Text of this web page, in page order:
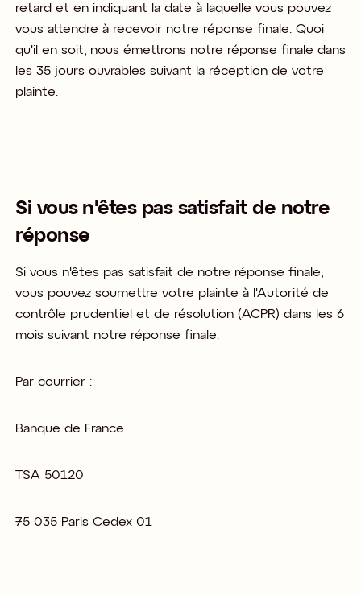
retard et en indiquant la date à laquelle vous pouvez
vous attendre à recevoir notre réponse finale. Quoi
qu'il en soit, nous émettrons notre réponse finale dans
les 35 jours ouvrables suivant la réception de votre
plainte.​
Si vous n'êtes pas satisfait de notre
réponse
Si vous n'êtes pas satisfait de notre réponse finale,
vous pouvez soumettre votre plainte à l'Autorité de
contrôle prudentiel et de résolution (ACPR) dans les 6
mois suivant notre réponse finale. ​
Par courrier :​
Banque de France​
TSA 50120​
75 035 Paris Cedex 01​